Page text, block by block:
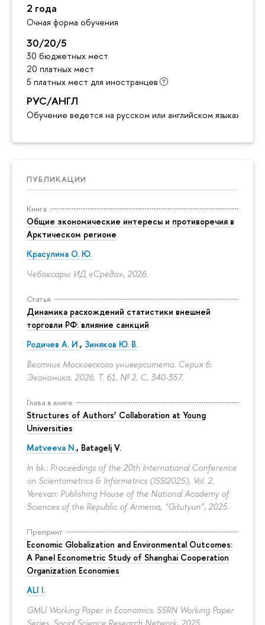
2 года
Очная форма обучения
30/20/5
30 бюджетных мест
20 платных мест
5 платных мест для иностранцев
РУС/АНГЛ
Обучение ведется на русском или английском языках
ПУБЛИКАЦИИ
Книга
Общие экономические интересы и противоречия в
Арктическом регионе
Красулина О. Ю.
Чебоксары: ИД «Среда», 2026.
Статья
Динамика расхождений статистики внешней
торговли РФ: влияние санкций
Родичев А. И., Зиняков Ю. В.
Вестник Московского университета. Серия 6:
Экономика. 2026. Т. 61. № 2. С. 340-357.
Глава в книге
Structures of Authors’ Collaboration at Young
Universities
Matveeva N., Batagelj V.
In bk.: Proceedings of the 20th International Conference
on Scientometrics & Informetrics (ISSI2025), Vol. 2.
Yerevan: Publishing House of the National Academy of
Sciences of the Republic of Armenia, “Gitutyun”, 2025.
Препринт
Economic Globalization and Environmental Outcomes:
A Panel Econometric Study of Shanghai Cooperation
Organization Economies
ALI I.
GMU Working Paper in Economics. SSRN Working Paper